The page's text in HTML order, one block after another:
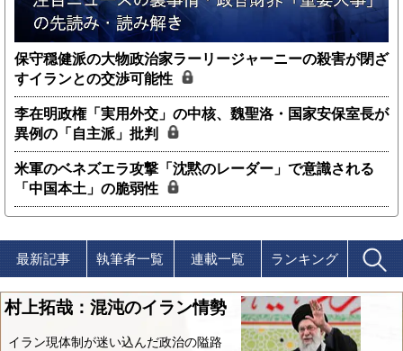
保守穏健派の大物政治家ラーリージャーニーの殺害が閉ざ
すイランとの交渉可能性
李在明政権「実用外交」の中核、魏聖洛・国家安保室長が
異例の「自主派」批判
米軍のベネズエラ攻撃「沈黙のレーダー」で意識される
「中国本土」の脆弱性
最新記事 執筆者一覧 連載一覧 ランキング
村上拓哉：混沌のイラン情勢
イラン現体制が迷い込んだ政治の隘路